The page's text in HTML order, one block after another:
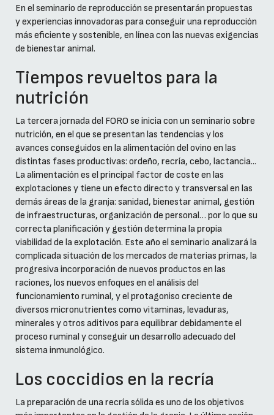
En el seminario de reproducción se presentarán propuestas
y experiencias innovadoras para conseguir una reproducción
más eficiente y sostenible, en línea con las nuevas exigencias
de bienestar animal.
Tiempos revueltos para la
nutrición
La tercera jornada del FORO se inicia con un seminario sobre
nutrición, en el que se presentan las tendencias y los
avances conseguidos en la alimentación del ovino en las
distintas fases productivas: ordeño, recría, cebo, lactancia...
La alimentación es el principal factor de coste en las
explotaciones y tiene un efecto directo y transversal en las
demás áreas de la granja: sanidad, bienestar animal, gestión
de infraestructuras, organización de personal… por lo que su
correcta planificación y gestión determina la propia
viabilidad de la explotación. Este año el seminario analizará la
complicada situación de los mercados de materias primas, la
progresiva incorporación de nuevos productos en las
raciones, los nuevos enfoques en el análisis del
funcionamiento ruminal, y el protagoniso creciente de
diversos micronutrientes como vitaminas, levaduras,
minerales y otros aditivos para equilibrar debidamente el
proceso ruminal y conseguir un desarrollo adecuado del
sistema inmunológico.
Los coccidios en la recría
La preparación de una recría sólida es uno de los objetivos